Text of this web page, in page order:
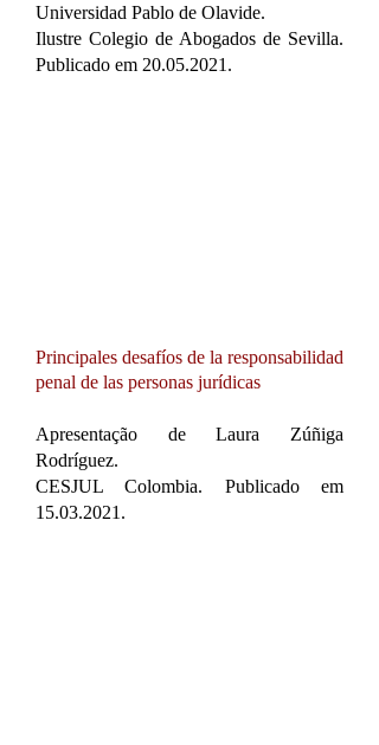
Universidad Pablo de Olavide.
Ilustre Colegio de Abogados de Sevilla.
Publicado em 20.05.2021 .
Principales desafíos de la responsabilidad
penal de las personas jurídicas
Apresentação de Laura Zúñiga
Rodríguez.
CESJUL Colombia. Publicado em
15.03.2021 .